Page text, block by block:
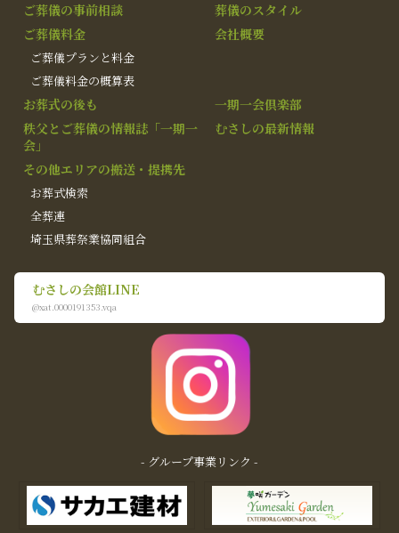
ご葬儀の事前相談
葬儀のスタイル
ご葬儀料金
ご葬儀プランと料金
ご葬儀料金の概算表
会社概要
お葬式の後も
一期一会倶楽部
秩父とご葬儀の情報誌「一期一
会」
むさしの最新情報
その他エリアの搬送・提携先
お葬式検索
全葬連
埼玉県葬祭業協同組合
むさしの会館LINE
@xat.0000191353.vqa
- グループ事業リンク -